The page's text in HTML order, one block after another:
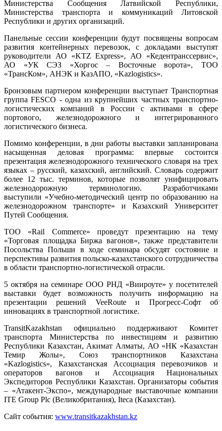
Министерства Сообщения Латвийской Республики,
Министерства транспорта и коммуникаций Литовской
Республики и других организаций.
Панельные сессии конференции будут посвящены вопросам
развития контейнерных перевозок, с докладами выступят
руководители АО «KTZ Express», АО «Кедентранссервис»,
АО «УК СЭЗ «Хоргос – Восточные ворота», ТОО
«ТрансКом», АНЭК и КазАПО, «Kazlogistics».
Бронзовым партнером конференции выступает Транспортная
группа FESCO - одна из крупнейших частных транспортно-
логистических компаний в России с активами в сфере
портового, железнодорожного и интегрированного
логистического бизнеса.
Помимо конференции, в дни работы выставки запланирована
насыщенная деловая программа: впервые состоится
презентация железнодорожного технического словаря на трех
языках – русский, казахский, английский. Словарь содержит
более 12 тыс. терминов, которые позволят унифицировать
железнодорожную терминологию. Разработчиками
выступили «Учебно-методический центр по образованию на
железнодорожном транспорте» и Казахский Университет
Путей Сообщения.
ТОО «Rail Commerce» проведут презентацию на тему
«Торговая площадка Биржа вагонов», также представители
Посольства Польши в ходе семинара обсудят состояние и
перспективы развития польско-казахстанского сотрудничества
в области транспортно-логистической отрасли.
5 октября на семинаре ООО РНД «Виироуте» у посетителей
выставки будет возможность получить информацию на
презентации решений VeeRoute и Прогресс-Софт об
инновациях в транспортной логистике.
TransitKazakhstan официально поддерживают Комитет
транспорта Министерства по инвестициям и развитию
Республики Казахстан, Акимат Алматы, АО «НК «Казахстан
Темир Жолы», Союз транспортников Казахстана
«Kazlogistics», Казахстанская Ассоциация перевозчиков и
операторов вагонов и Ассоциация Национальных
Экспедиторов Республики Казахстан. Организаторы события
– «Атакент-Экспо», международные выставочные компании
ITE Group Plc (Великобритания), Iteca (Казахстан).
Сайт события: www.transitkazakhstan.kz